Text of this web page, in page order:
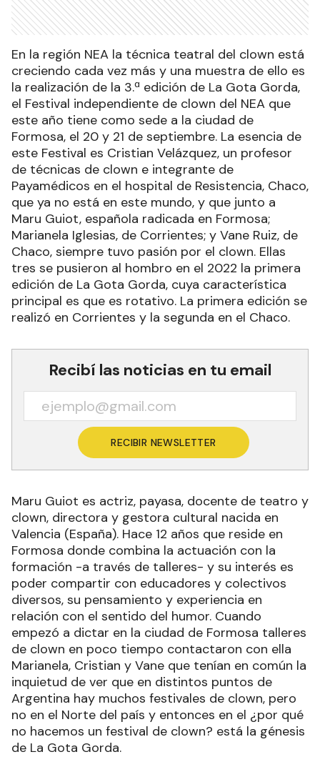
En la región NEA la técnica teatral del clown está
creciendo cada vez más y una muestra de ello es
la realización de la 3.ª edición de La Gota Gorda,
el Festival independiente de clown del NEA que
este año tiene como sede a la ciudad de
Formosa, el 20 y 21 de septiembre. La esencia de
este Festival es Cristian Velázquez, un profesor
de técnicas de clown e integrante de
Payamédicos en el hospital de Resistencia, Chaco,
que ya no está en este mundo, y que junto a
Maru Guiot, española radicada en Formosa;
Marianela Iglesias, de Corrientes; y Vane Ruiz, de
Chaco, siempre tuvo pasión por el clown. Ellas
tres se pusieron al hombro en el 2022 la primera
edición de La Gota Gorda, cuya característica
principal es que es rotativo. La primera edición se
realizó en Corrientes y la segunda en el Chaco.
Recibí las noticias en tu email
RECIBIR NEWSLETTER
Maru Guiot es actriz, payasa, docente de teatro y
clown, directora y gestora cultural nacida en
Valencia (España). Hace 12 años que reside en
Formosa donde combina la actuación con la
formación -a través de talleres- y su interés es
poder compartir con educadores y colectivos
diversos, su pensamiento y experiencia en
relación con el sentido del humor. Cuando
empezó a dictar en la ciudad de Formosa talleres
de clown en poco tiempo contactaron con ella
Marianela, Cristian y Vane que tenían en común la
inquietud de ver que en distintos puntos de
Argentina hay muchos festivales de clown, pero
no en el Norte del país y entonces en el ¿por qué
no hacemos un festival de clown? está la génesis
de La Gota Gorda.